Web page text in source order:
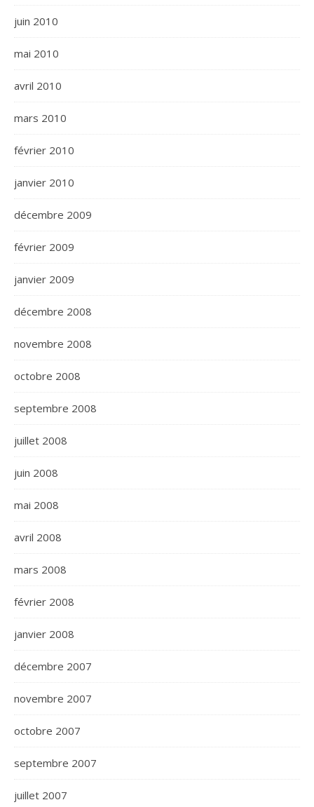
juin 2010
mai 2010
avril 2010
mars 2010
février 2010
janvier 2010
décembre 2009
février 2009
janvier 2009
décembre 2008
novembre 2008
octobre 2008
septembre 2008
juillet 2008
juin 2008
mai 2008
avril 2008
mars 2008
février 2008
janvier 2008
décembre 2007
novembre 2007
octobre 2007
septembre 2007
juillet 2007